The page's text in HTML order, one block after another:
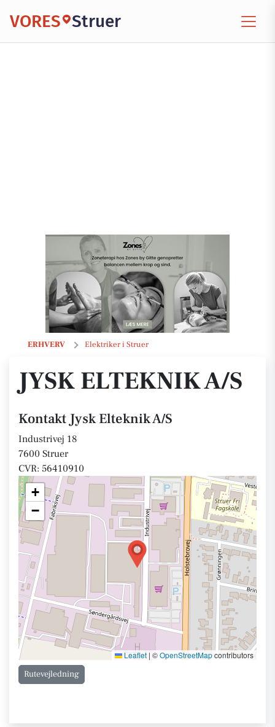
VORES Struer
ERHVERV Elektriker i Struer
Jysk Elteknik A/S
JYSK ELTEKNIK A/S
Kontakt Jysk Elteknik A/S
Industrivej 18
7600 Struer
CVR: 56410910
+
−
Leaflet | ©OpenStreetMapcontributors
Rutevejledning